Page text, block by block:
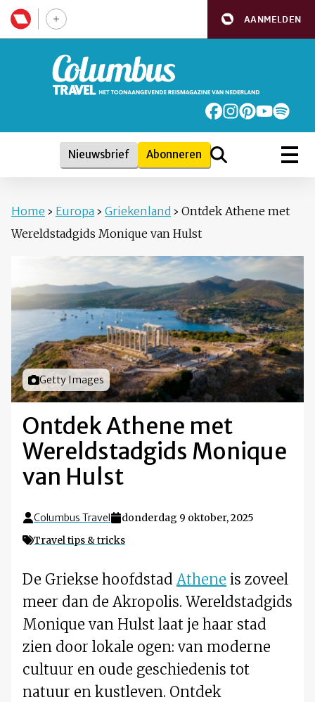
AANMELDEN
Nieuwsbrief Abonneren
Home › Europa › Griekenland › Ontdek Athene met
Wereldstadgids Monique van Hulst
Foto door
Getty Images
Ontdek Athene met
Wereldstadgids Monique
van Hulst
Columbus Travel
donderdag 9 oktober, 2025
Travel tips & tricks
De Griekse hoofdstad Athene is zoveel
meer dan de Akropolis. Wereldstadgids
Monique van Hulst laat je haar stad
zien door lokale ogen: van moderne
cultuur en oude geschiedenis tot
natuur en kustleven. Ontdek